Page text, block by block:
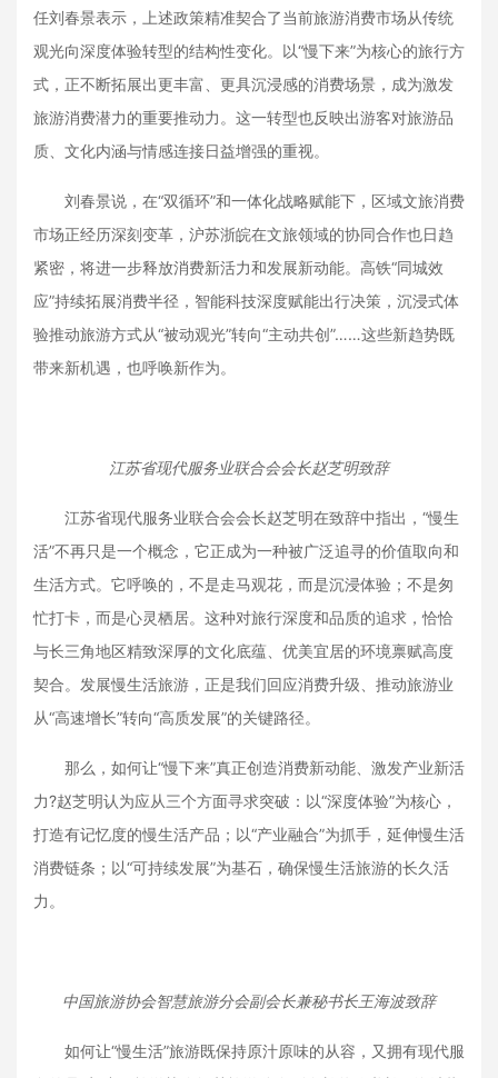
任刘春景表示，上述政策精准契合了当前旅游消费市场从传统
观光向深度体验转型的结构性变化。以“慢下来”为核心的旅行方
式，正不断拓展出更丰富、更具沉浸感的消费场景，成为激发
旅游消费潜力的重要推动力。这一转型也反映出游客对旅游品
质、文化内涵与情感连接日益增强的重视。
刘春景说，在“双循环”和一体化战略赋能下，区域文旅消费
市场正经历深刻变革，沪苏浙皖在文旅领域的协同合作也日趋
紧密，将进一步释放消费新活力和发展新动能。高铁“同城效
应”持续拓展消费半径，智能科技深度赋能出行决策，沉浸式体
验推动旅游方式从“被动观光”转向“主动共创”……这些新趋势既
带来新机遇，也呼唤新作为。
江苏省现代服务业联合会会长赵芝明致辞
江苏省现代服务业联合会会长赵芝明在致辞中指出，“慢生
活”不再只是一个概念，它正成为一种被广泛追寻的价值取向和
生活方式。它呼唤的，不是走马观花，而是沉浸体验；不是匆
忙打卡，而是心灵栖居。这种对旅行深度和品质的追求，恰恰
与长三角地区精致深厚的文化底蕴、优美宜居的环境禀赋高度
契合。发展慢生活旅游，正是我们回应消费升级、推动旅游业
从“高速增长”转向“高质发展”的关键路径。
那么，如何让“慢下来”真正创造消费新动能、激发产业新活
力?赵芝明认为应从三个方面寻求突破：以“深度体验”为核心，
打造有记忆度的慢生活产品；以“产业融合”为抓手，延伸慢生活
消费链条；以“可持续发展”为基石，确保慢生活旅游的长久活
力。
中国旅游协会智慧旅游分会副会长兼秘书长王海波致辞
如何让“慢生活”旅游既保持原汁原味的从容，又拥有现代服